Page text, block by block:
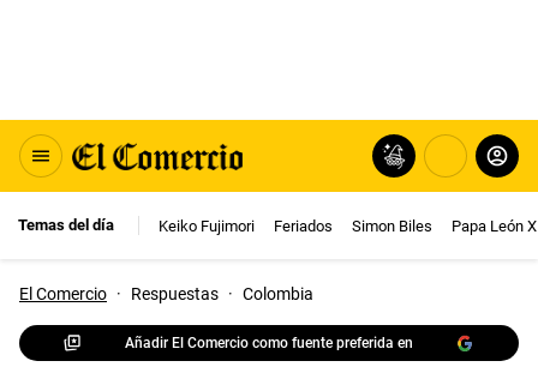
Temas del día Keiko Fujimori Feriados Simon Biles Papa León
El Comercio · Respuestas · Colombia
Añadir El Comercio como fuente preferida en